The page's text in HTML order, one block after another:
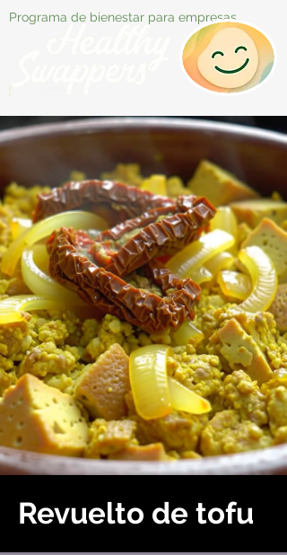
Programa de bienestar para empresas
Revuelto de tofu